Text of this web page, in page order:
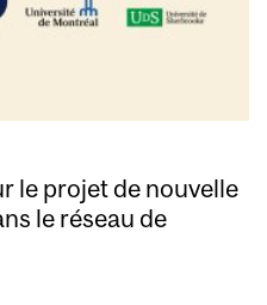
le projet de nouvelle
le réseau de